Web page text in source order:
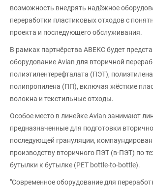
возможность внедрять надёжное
переработки пластиковых отходов с
проекта и последующего обслуживания.
В рамках партнёрства АВЕКС будет
оборудование Avian для вторичной
полиэтилентерефталата (ПЭТ),
полипропилена (ПП), включая жёсткие
волокна и текстильные отходы.
Особое место в линейке Avian занимают
предназначенные для подготовки
последующей грануляции,
производству вторичного ПЭТ (в-ПЭТ) по
бутылки к бутылке (PET bottle-to-bottle).
"Современное оборудование для